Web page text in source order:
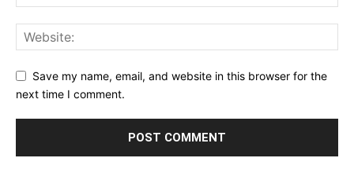
Save my name, email, and website in this browser for the
next time I comment.